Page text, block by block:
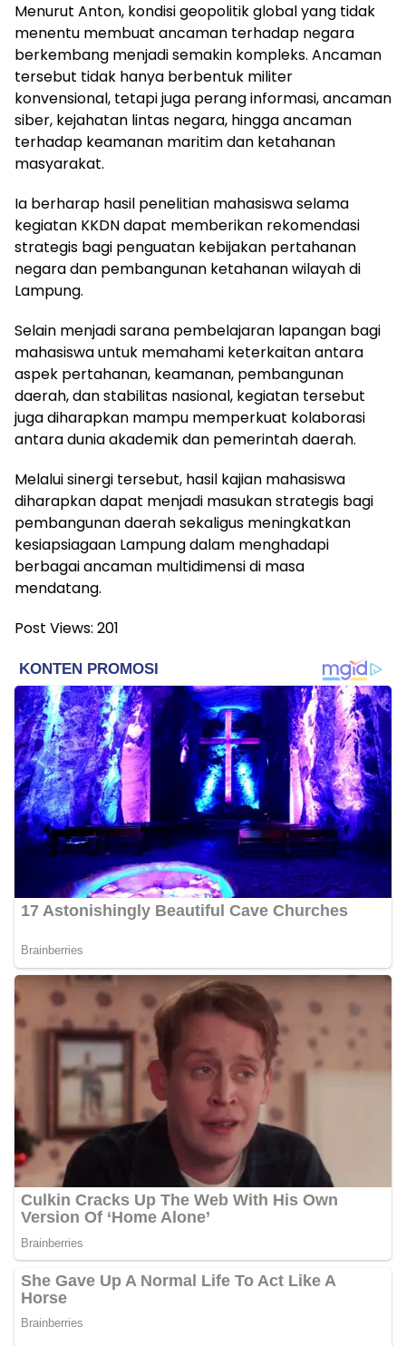
Menurut Anton, kondisi geopolitik global yang tidak
menentu membuat ancaman terhadap negara
berkembang menjadi semakin kompleks. Ancaman
tersebut tidak hanya berbentuk militer
konvensional, tetapi juga perang informasi, ancaman
siber, kejahatan lintas negara, hingga ancaman
terhadap keamanan maritim dan ketahanan
masyarakat.
Ia berharap hasil penelitian mahasiswa selama
kegiatan KKDN dapat memberikan rekomendasi
strategis bagi penguatan kebijakan pertahanan
negara dan pembangunan ketahanan wilayah di
Lampung.
Selain menjadi sarana pembelajaran lapangan bagi
mahasiswa untuk memahami keterkaitan antara
aspek pertahanan, keamanan, pembangunan
daerah, dan stabilitas nasional, kegiatan tersebut
juga diharapkan mampu memperkuat kolaborasi
antara dunia akademik dan pemerintah daerah.
Melalui sinergi tersebut, hasil kajian mahasiswa
diharapkan dapat menjadi masukan strategis bagi
pembangunan daerah sekaligus meningkatkan
kesiapsiagaan Lampung dalam menghadapi
berbagai ancaman multidimensi di masa
mendatang.
Post Views: 201